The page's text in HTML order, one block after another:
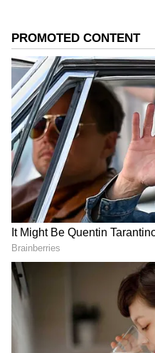
ఉంటుంది.చిన్న
కూడా హెల్మెట్ అనే
యువత.. ఎంత దూరం
పెట్టుకోవడానికి ఇష్టపడరు.
ఏమంటున్నారు..? నిజంగానే
వచ్చేస్తుందా? ఇప్పుడు
గూగుల్‌లో ఆసక్తికరమైన
ను మీ ఫ్రిఫర్డ్